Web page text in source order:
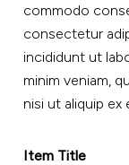
commodo
consectetur
incididunt ut
minim veniam,
nisi ut aliquip
Item Title